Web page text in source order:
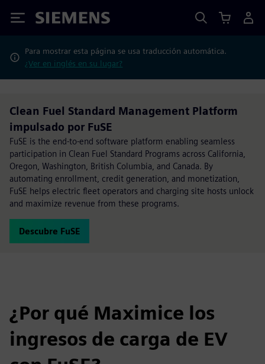
Siemens
Para mostrar esta página se usa traducción automática.
¿Ver en inglés en su lugar?
Clean Fuel Standard Management Platform
impulsado por FuSE
FuSE is the end-to-end software platform enabling seamless
participation in Clean Fuel Standard Programs across California,
Oregon, Washington, British Columbia, and Canada. By
automating enrollment, credit generation, and monetization,
FuSE helps electric fleet operators and charging site hosts unlock
and maximize revenue from these programs.
Descubre FuSE
¿Por qué Maximice los
ingresos de carga de EV